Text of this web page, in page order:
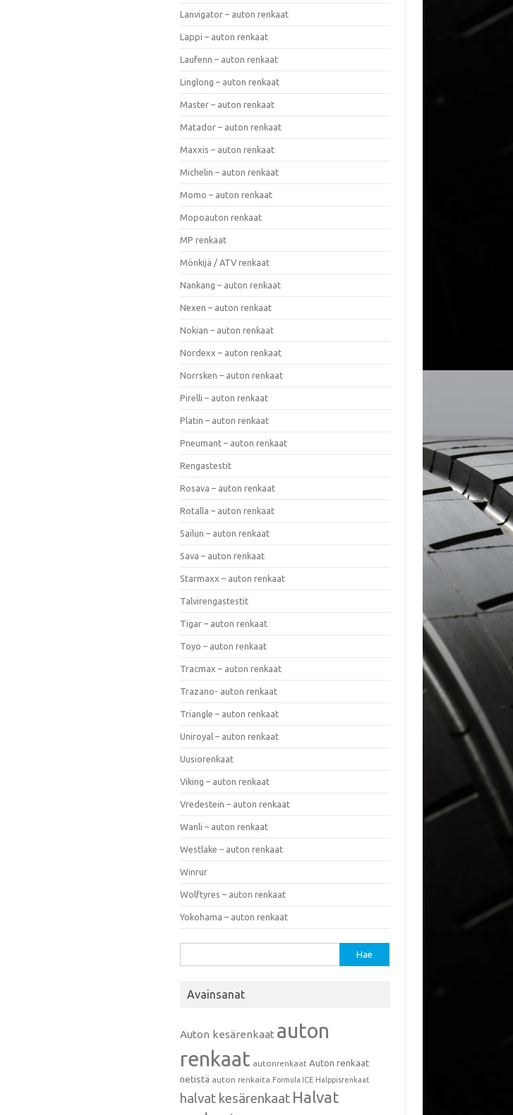
Lanvigator – auton renkaat
Lappi – auton renkaat
Laufenn – auton renkaat
Linglong – auton renkaat
Master – auton renkaat
Matador – auton renkaat
Maxxis – auton renkaat
Michelin – auton renkaat
Momo – auton renkaat
Mopoauton renkaat
MP renkaat
Mönkijä / ATV renkaat
Nankang – auton renkaat
Nexen – auton renkaat
Nokian – auton renkaat
Nordexx – auton renkaat
Norrsken – auton renkaat
Pirelli – auton renkaat
Platin – auton renkaat
Pneumant – auton renkaat
Rengastestit
Rosava – auton renkaat
Rotalla – auton renkaat
Sailun – auton renkaat
Sava – auton renkaat
Starmaxx – auton renkaat
Talvirengastestit
Tigar – auton renkaat
Toyo – auton renkaat
Tracmax – auton renkaat
Trazano- auton renkaat
Triangle – auton renkaat
Uniroyal – auton renkaat
Uusiorenkaat
Viking – auton renkaat
Vredestein – auton renkaat
Wanli – auton renkaat
Westlake – auton renkaat
Winrur
Wolftyres – auton renkaat
Yokohama – auton renkaat
Avainsanat
Auton kesärenkaat auton
renkaat autonrenkaat Auton renkaat
netistä auton renkaita Formula ICE Halppisrenkaat
halvat kesärenkaat Halvat